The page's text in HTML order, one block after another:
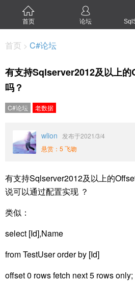
首页 论坛
首页 > C#论坛
有支持Sqlserver2012及以上
吗？
C#论坛 老数据
wlion
发布于2021/3/4
悬赏：5 飞吻
有支持Sqlserver2012及以上的
说可以通过配置实现 ？
类似：
select [Id],Name
from TestUser order by [Id]
offset 0 rows fetch next 5 rows only;